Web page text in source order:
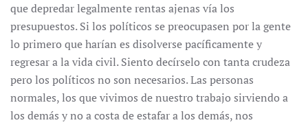
que depredar legalmente rentas ajenas vía los
presupuestos. Si los políticos se preocupasen por la gente
lo primero que harían es disolverse pacíficamente y
regresar a la vida civil. Siento decírselo con tanta crudeza
pero los políticos no son necesarios. Las personas
normales, los que vivimos de nuestro trabajo sirviendo a
los demás y no a costa de estafar a los demás, nos